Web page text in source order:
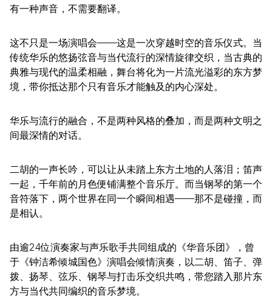
有一种声音，不需要翻译。
这不只是一场演唱会——这是一次穿越时空的音乐仪式。当
传统华乐的悠扬弦音与当代流行的深情旋律交织，当古典的
典雅与现代的温柔相融，舞台将化为一片流光溢彩的东方梦
境，带你抵达那个只有音乐才能触及的内心深处。
华乐与流行的融合，不是两种风格的叠加，而是两种文明之
间最深情的对话。
二胡的一声长吟，可以让从未踏上东方土地的人落泪；笛声
一起，千年前的月色便铺满整个音乐厅。而当钢琴的第一个
音符落下，两个世界在同一个瞬间相遇——那不是碰撞，而
是相认。
由逾24位演奏家与声乐歌手共同组成的《华音乐团》，曾
于《钟洁希倾城国色》演唱会倾情演奏，以二胡、笛子、弹
拨、扬琴、弦乐、钢琴与打击乐交织共鸣，带您踏入那片东
方与当代共同编织的音乐梦境。